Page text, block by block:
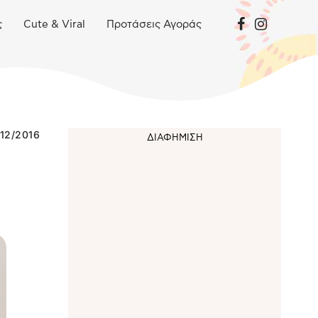
Cute & Viral Προτάσεις Αγοράς
2016